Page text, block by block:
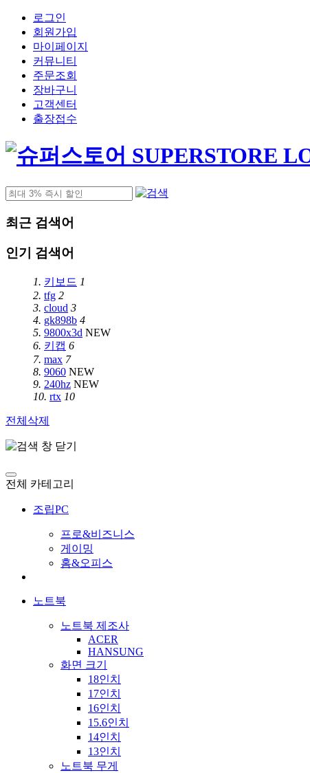
로그인
회원가입
마이페이지
커뮤니티
주문조회
장바구니
고객센터
출장접수
최근 검색어
인기 검색어
1. 키보드 1
2. tfg 2
3. cloud 3
4. gk898b 4
5. 9800x3d NEW
6. 키캡 6
7. max 7
8. 9060 NEW
9. 240hz NEW
10. rtx 10
전체삭제
전체 카테고리
조립PC
프로&비즈니스
게이밍
홈&오피스
노트북
노트북 제조사
ACER
HANSUNG
화면 크기
18인치
17인치
16인치
15.6인치
14인치
13인치
노트북 무게